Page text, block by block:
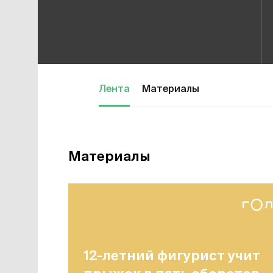
Лента Материалы
Материалы
12-летний фигурист учит